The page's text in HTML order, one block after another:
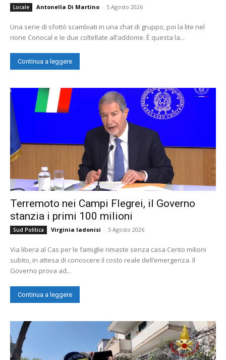
Locale Antonella Di Martino - 5 Agosto 2026
Una serie di sfottò scambiati in una chat di gruppo, poi la lite nel
rione Conocal e le due coltellate all’addome. È questa la...
Continua a leggere
Terremoto nei Campi Flegrei, il Governo
stanzia i primi 100 milioni
Sud Politica Virginia Iadonisi - 5 Agosto 2026
Via libera al Cas per le famiglie rimaste senza casa Cento milioni
subito, in attesa di conoscere il costo reale dell’emergenza. Il
Governo prova ad...
Continua a leggere